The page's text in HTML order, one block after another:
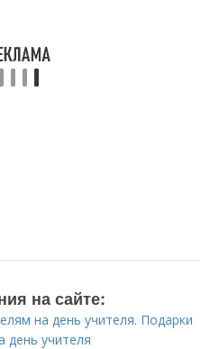
на сайте:
на день учителя. Подарки
день учителя